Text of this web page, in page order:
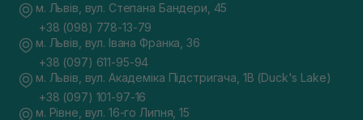
м. Львів, вул. Степана Бандери, 45
+38 (098) 778-13-79
м. Львів, вул. Івана Франка, 36
+38 (097) 611-95-94
м. Львів, вул. Академіка Підстригача, 1В (Duck's Lake)
+38 (097) 101-97-16
м. Рівне, вул. 16-го Липня, 15